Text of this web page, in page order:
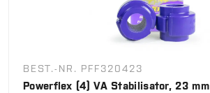
BEST.-NR. PFF320423
Powerflex (4) VA Stabilisator, 23 mm